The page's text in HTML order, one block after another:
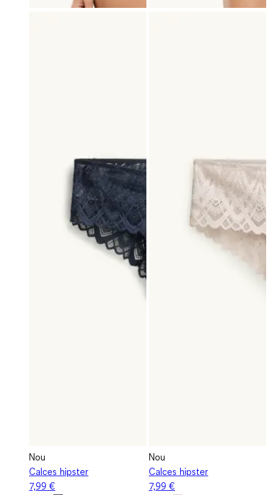
Nou
Calces hipster
7,99 €
Nou
Calces hipster
7,99 €